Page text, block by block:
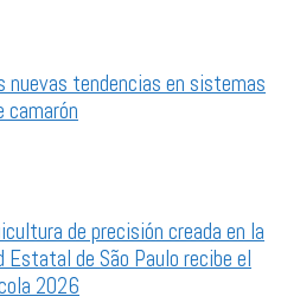
nuevas tendencias en sistemas
camarón
de precisión creada en la
Estatal de São Paulo recibe el
2026